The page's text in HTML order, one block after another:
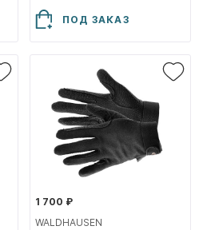
ПОД ЗАКАЗ
1 700 ₽
WALDHAUSEN